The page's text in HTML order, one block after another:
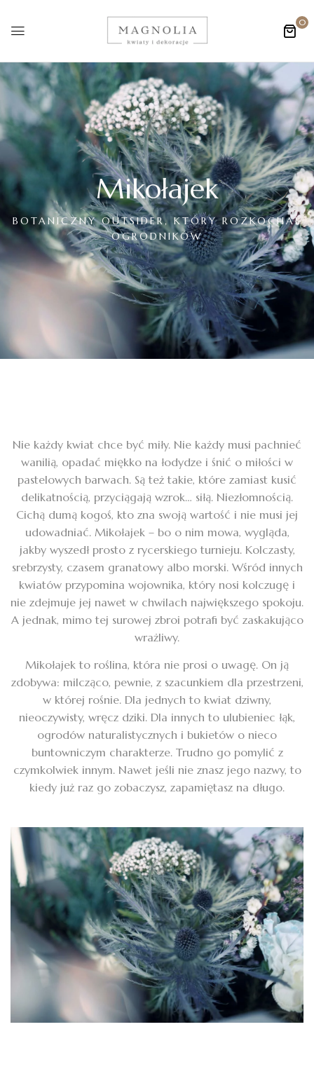
0
Mikołajek
BOTANICZNY OUTSIDER, KTÓRY ROZKOCHAŁ
OGRODNIKÓW
Nie każdy kwiat chce być miły. Nie każdy musi pachnieć
wanilią, opadać miękko na łodydze i śnić o miłości w
pastelowych barwach. Są też takie, które zamiast kusić
delikatnością, przyciągają wzrok… siłą. Niezłomnością.
Cichą dumą kogoś, kto zna swoją wartość i nie musi jej
udowadniać. Mikołajek – bo o nim mowa, wygląda,
jakby wyszedł prosto z rycerskiego turnieju. Kolczasty,
srebrzysty, czasem granatowy albo morski. Wśród innych
kwiatów przypomina wojownika, który nosi kolczugę i
nie zdejmuje jej nawet w chwilach największego spokoju.
A jednak, mimo tej surowej zbroi potrafi być zaskakująco
wrażliwy.
Mikołajek to roślina, która nie prosi o uwagę. On ją
zdobywa: milcząco, pewnie, z szacunkiem dla przestrzeni,
w której rośnie. Dla jednych to kwiat dziwny,
nieoczywisty, wręcz dziki. Dla innych to ulubieniec łąk,
ogrodów naturalistycznych i bukietów o nieco
buntowniczym charakterze. Trudno go pomylić z
czymkolwiek innym. Nawet jeśli nie znasz jego nazwy, to
kiedy już raz go zobaczysz, zapamiętasz na długo.